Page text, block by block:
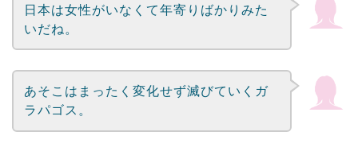
日本は女性がいなくて年寄りばかりみた
いだね。
あそこはまったく変化せず滅びていくガ
ラパゴス。